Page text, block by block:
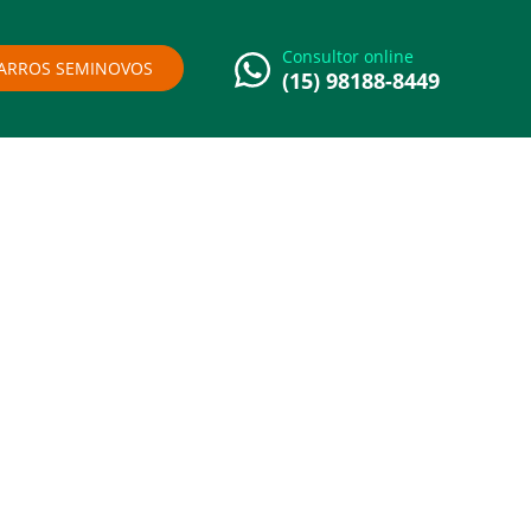
SEMINOVOS
Consultor online
(15) 98188-8449